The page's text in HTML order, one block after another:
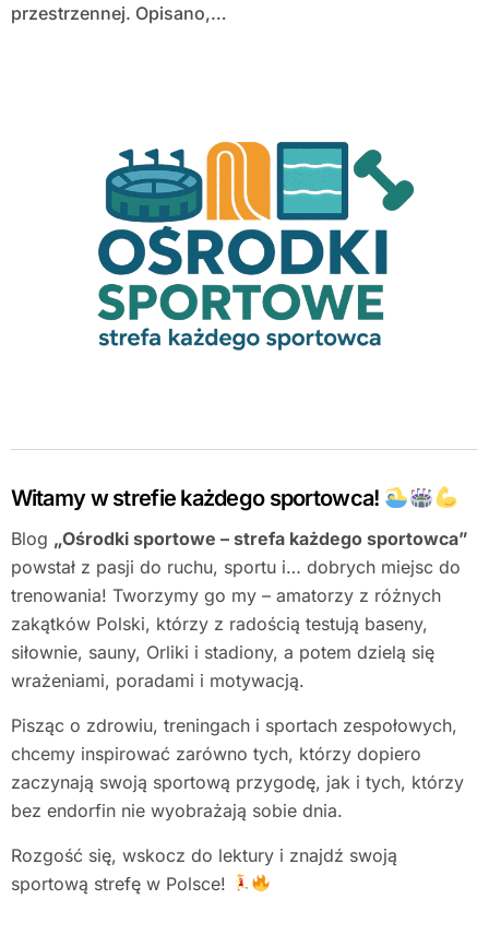
przestrzennej. Opisano,…
Witamy w strefie każdego sportowca!
Blog „Ośrodki sportowe – strefa każdego sportowca”
powstał z pasji do ruchu, sportu i… dobrych miejsc do
trenowania! Tworzymy go my – amatorzy z różnych
zakątków Polski, którzy z radością testują baseny,
siłownie, sauny, Orliki i stadiony, a potem dzielą się
wrażeniami, poradami i motywacją.
Pisząc o zdrowiu, treningach i sportach zespołowych,
chcemy inspirować zarówno tych, którzy dopiero
zaczynają swoją sportową przygodę, jak i tych, którzy
bez endorfin nie wyobrażają sobie dnia.
Rozgość się, wskocz do lektury i znajdź swoją
sportową strefę w Polsce!